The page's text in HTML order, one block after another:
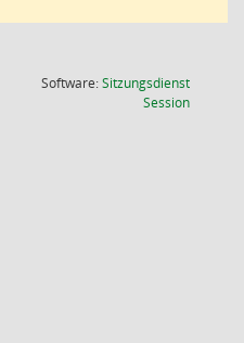
Software:Sitzungsdienst
Session(Wird in